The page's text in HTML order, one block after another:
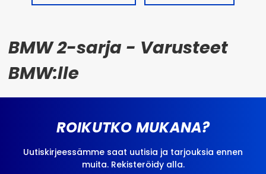
BMW 2-sarja - Varusteet
BMW:lle
ROIKUTKO MUKANA?
Uutiskirjeessämme saat uutisia ja tarjouksia ennen
muita. Rekisteröidy alla.